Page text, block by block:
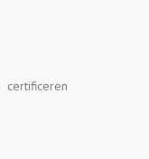
certificeren